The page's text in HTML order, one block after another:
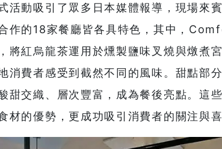
活動吸引了眾多日本媒體報導，現場來
作的18家餐廳皆各具特色，其中，
將紅烏龍茶運用於燻製鹽味叉燒與燉煮
消費者感受到截然不同的風味。甜點部
甜交織、層次豐富，成為餐後亮點。這
材的優勢，更成功吸引消費者的關注與喜